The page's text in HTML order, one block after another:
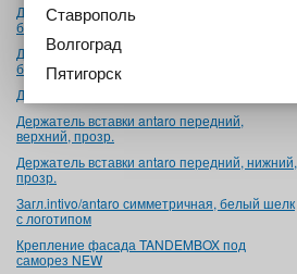
Держатель вставки antaro задний, высота D,
белый шелк, левый
Держатель вставки antaro задний, высота D,
белый шелк, правый
Держ.задн.стенки D,белый шелк,L+R
Держатель вставки antaro передний,
верхний, прозр.
Держатель вставки antaro передний, нижний,
прозр.
Загл.intivo/antaro симметричная, белый шелк
с логотипом
Крепление фасада TANDEMBOX под
саморез NEW
Ставрополь
Волгоград
Пятигорск